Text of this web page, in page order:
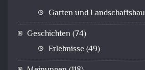
Garten und Landschaftsbau
Geschichten (74)
Erlebnisse (49)